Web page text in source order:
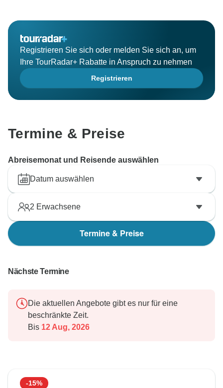
Registrieren Sie sich oder melden Sie sich an, um
Ihre TourRadar+ Rabatte in Anspruch zu nehmen
Registrieren
Termine & Preise
Abreisemonat und Reisende auswählen
Datum auswählen
2 Erwachsene
Termine & Preise
Nächste Termine
Die aktuellen Angebote gibt es nur für eine
beschränkte Zeit.
Bis 12 Aug, 2026
-15%